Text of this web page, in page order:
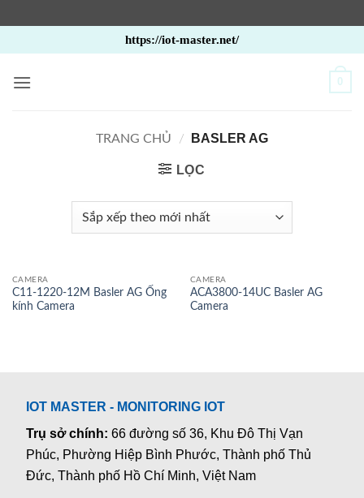
qua
nội
https://iot-master.net/
0
TRANG CHỦ / BASLER AG
LỌC
CAMERA
C11-1220-12M Basler AG Ống
kính Camera
CAMERA
ACA3800-14UC Basler AG
Camera
IOT MASTER - MONITORING IOT
Trụ sở chính:66 đường số 36, Khu Đô Thị Vạn
Phúc, Phường Hiệp Bình Phước, Thành phố Thủ
Đức, Thành phố Hồ Chí Minh, Việt Nam